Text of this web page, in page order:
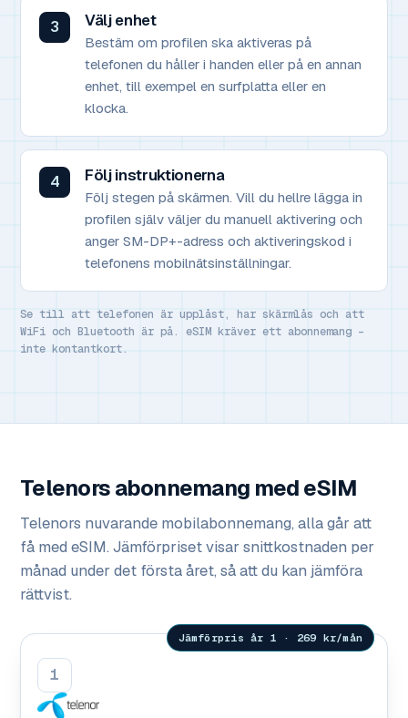
Välj enhet
Bestäm om profilen ska aktiveras på
telefonen du håller i handen eller på en annan
enhet, till exempel en surfplatta eller en
klocka.
Följ instruktionerna
Följ stegen på skärmen. Vill du hellre lägga in
profilen själv väljer du manuell aktivering och
anger SM-DP+-adress och aktiveringskod i
telefonens mobilnätsinställningar.
Se till att telefonen är upplåst, har skärmlås och att
WiFi och Bluetooth är på. eSIM kräver ett abonnemang –
inte kontantkort.
Telenors abonnemang med eSIM
Telenors nuvarande mobilabonnemang, alla går att
få med eSIM. Jämförpriset visar snittkostnaden per
månad under det första året, så att du kan jämföra
rättvist.
Jämförpris år 1 · 269 kr/mån
1